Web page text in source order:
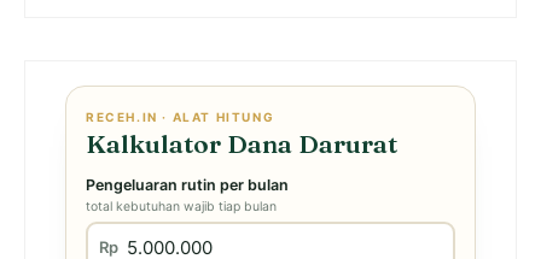
RECEH.IN · ALAT HITUNG
Kalkulator Dana Darurat
Pengeluaran rutin per bulan
total kebutuhan wajib tiap bulan
Rp